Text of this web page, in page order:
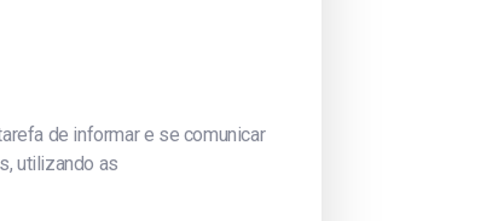
de informar e se comunicar
utilizando as